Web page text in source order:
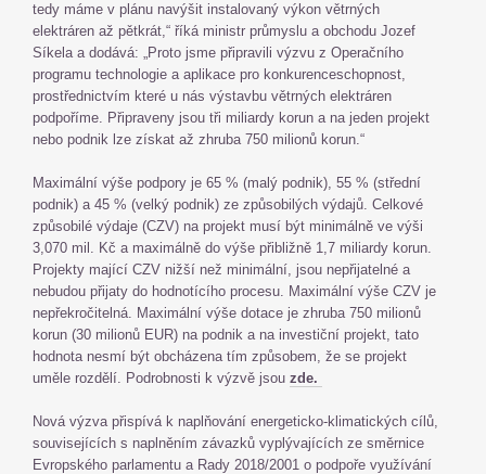
tedy máme v plánu navýšit instalovaný výkon větrných
elektráren až pětkrát,“ říká ministr průmyslu a obchodu Jozef
Síkela a dodává: „Proto jsme připravili výzvu z Operačního
programu technologie a aplikace pro konkurenceschopnost,
prostřednictvím které u nás výstavbu větrných elektráren
podpoříme. Připraveny jsou tři miliardy korun a na jeden projekt
nebo podnik lze získat až zhruba 750 milionů korun.“
Maximální výše podpory je 65 % (malý podnik), 55 % (střední
podnik) a 45 % (velký podnik) ze způsobilých výdajů. Celkové
způsobilé výdaje (CZV) na projekt musí být minimálně ve výši
3,070 mil. Kč a maximálně do výše přibližně 1,7 miliardy korun.
Projekty mající CZV nižší než minimální, jsou nepřijatelné a
nebudou přijaty do hodnotícího procesu. Maximální výše CZV je
nepřekročitelná. Maximální výše dotace je zhruba 750 milionů
korun (30 milionů EUR) na podnik a na investiční projekt, tato
hodnota nesmí být obcházena tím způsobem, že se projekt
uměle rozdělí. Podrobnosti k výzvě jsou zde.
Nová výzva přispívá k naplňování energeticko-klimatických cílů,
souvisejících s naplněním závazků vyplývajících ze směrnice
Evropského parlamentu a Rady 2018/2001 o podpoře využívání